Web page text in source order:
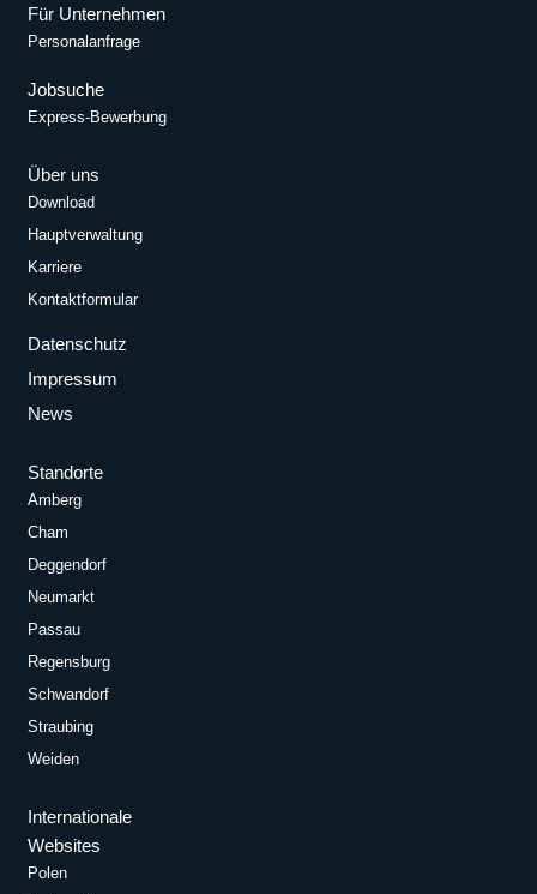
Für Unternehmen
Personalanfrage
Jobsuche
Express-Bewerbung
Über uns
Download
Hauptverwaltung
Karriere
Kontaktformular
Datenschutz
Impressum
News
Standorte
Amberg
Cham
Deggendorf
Neumarkt
Passau
Regensburg
Schwandorf
Straubing
Weiden
Internationale
Websites
Polen